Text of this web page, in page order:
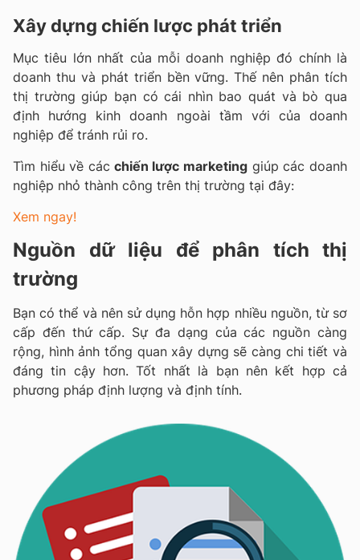
Xây dựng chiến lược phát triển
Mục tiêu lớn nhất của mỗi doanh nghiệp đó chính là
doanh thu và phát triển bền vững. Thế nên phân tích
thị trường giúp bạn có cái nhìn bao quát và bò qua
định hướng kinh doanh ngoài tầm với của doanh
nghiệp để tránh rủi ro.
Tìm hiểu về các chiến lược marketing giúp các doanh
nghiệp nhỏ thành công trên thị trường tại đây:
Xem ngay!
Nguồn dữ liệu để phân tích thị
trường
Bạn có thể và nên sử dụng hỗn hợp nhiều nguồn, từ sơ
cấp đến thứ cấp. Sự đa dạng của các nguồn càng
rộng, hình ảnh tổng quan xây dựng sẽ càng chi tiết và
đáng tin cậy hơn. Tốt nhất là bạn nên kết hợp cả
phương pháp định lượng và định tính.